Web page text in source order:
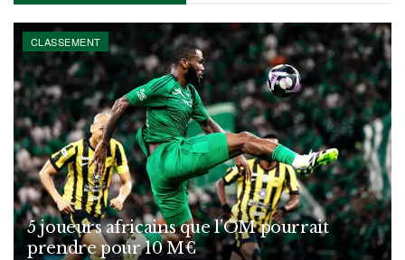
CLASSEMENT
5 joueurs africains que l’OM pourrait
prendre pour 10 M€